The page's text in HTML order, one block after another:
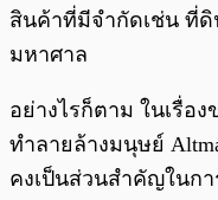
สินค้าที่มีจำกัดเช่น ที่
มหาศาล
อย่างไรก็ตาม ในเรื่อ
ทำลายล้างมนุษย์
คงเป็นส่วนสำคัญในก